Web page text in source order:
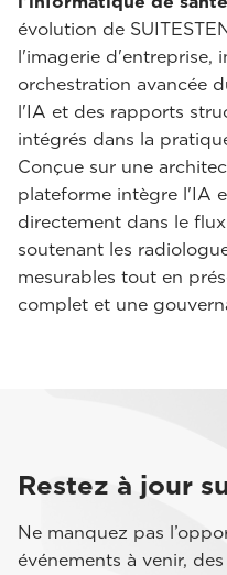
évolution de
l'imagerie d'entreprise,
orchestration avancée
l'IA et des rapports
intégrés dans la
Conçue sur une
plateforme intègre l'IA
directement dans le
soutenant les
mesurables tout en
complet et une
Restez à jour
Ne manquez pas
événements à venir,